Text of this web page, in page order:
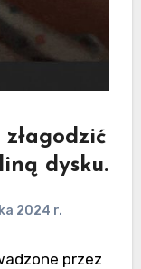
dysku.
2024 r.
przez